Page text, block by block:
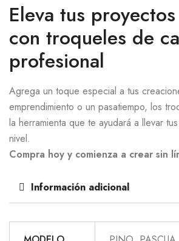
Eleva tus
con troqueles de
profesional
Agrega un toque especial a tus
emprendimiento o un pasatiempo, los
la herramienta que te ayudará a llevar
nivel.
Compra hoy y comienza a crear sin
Información adicional